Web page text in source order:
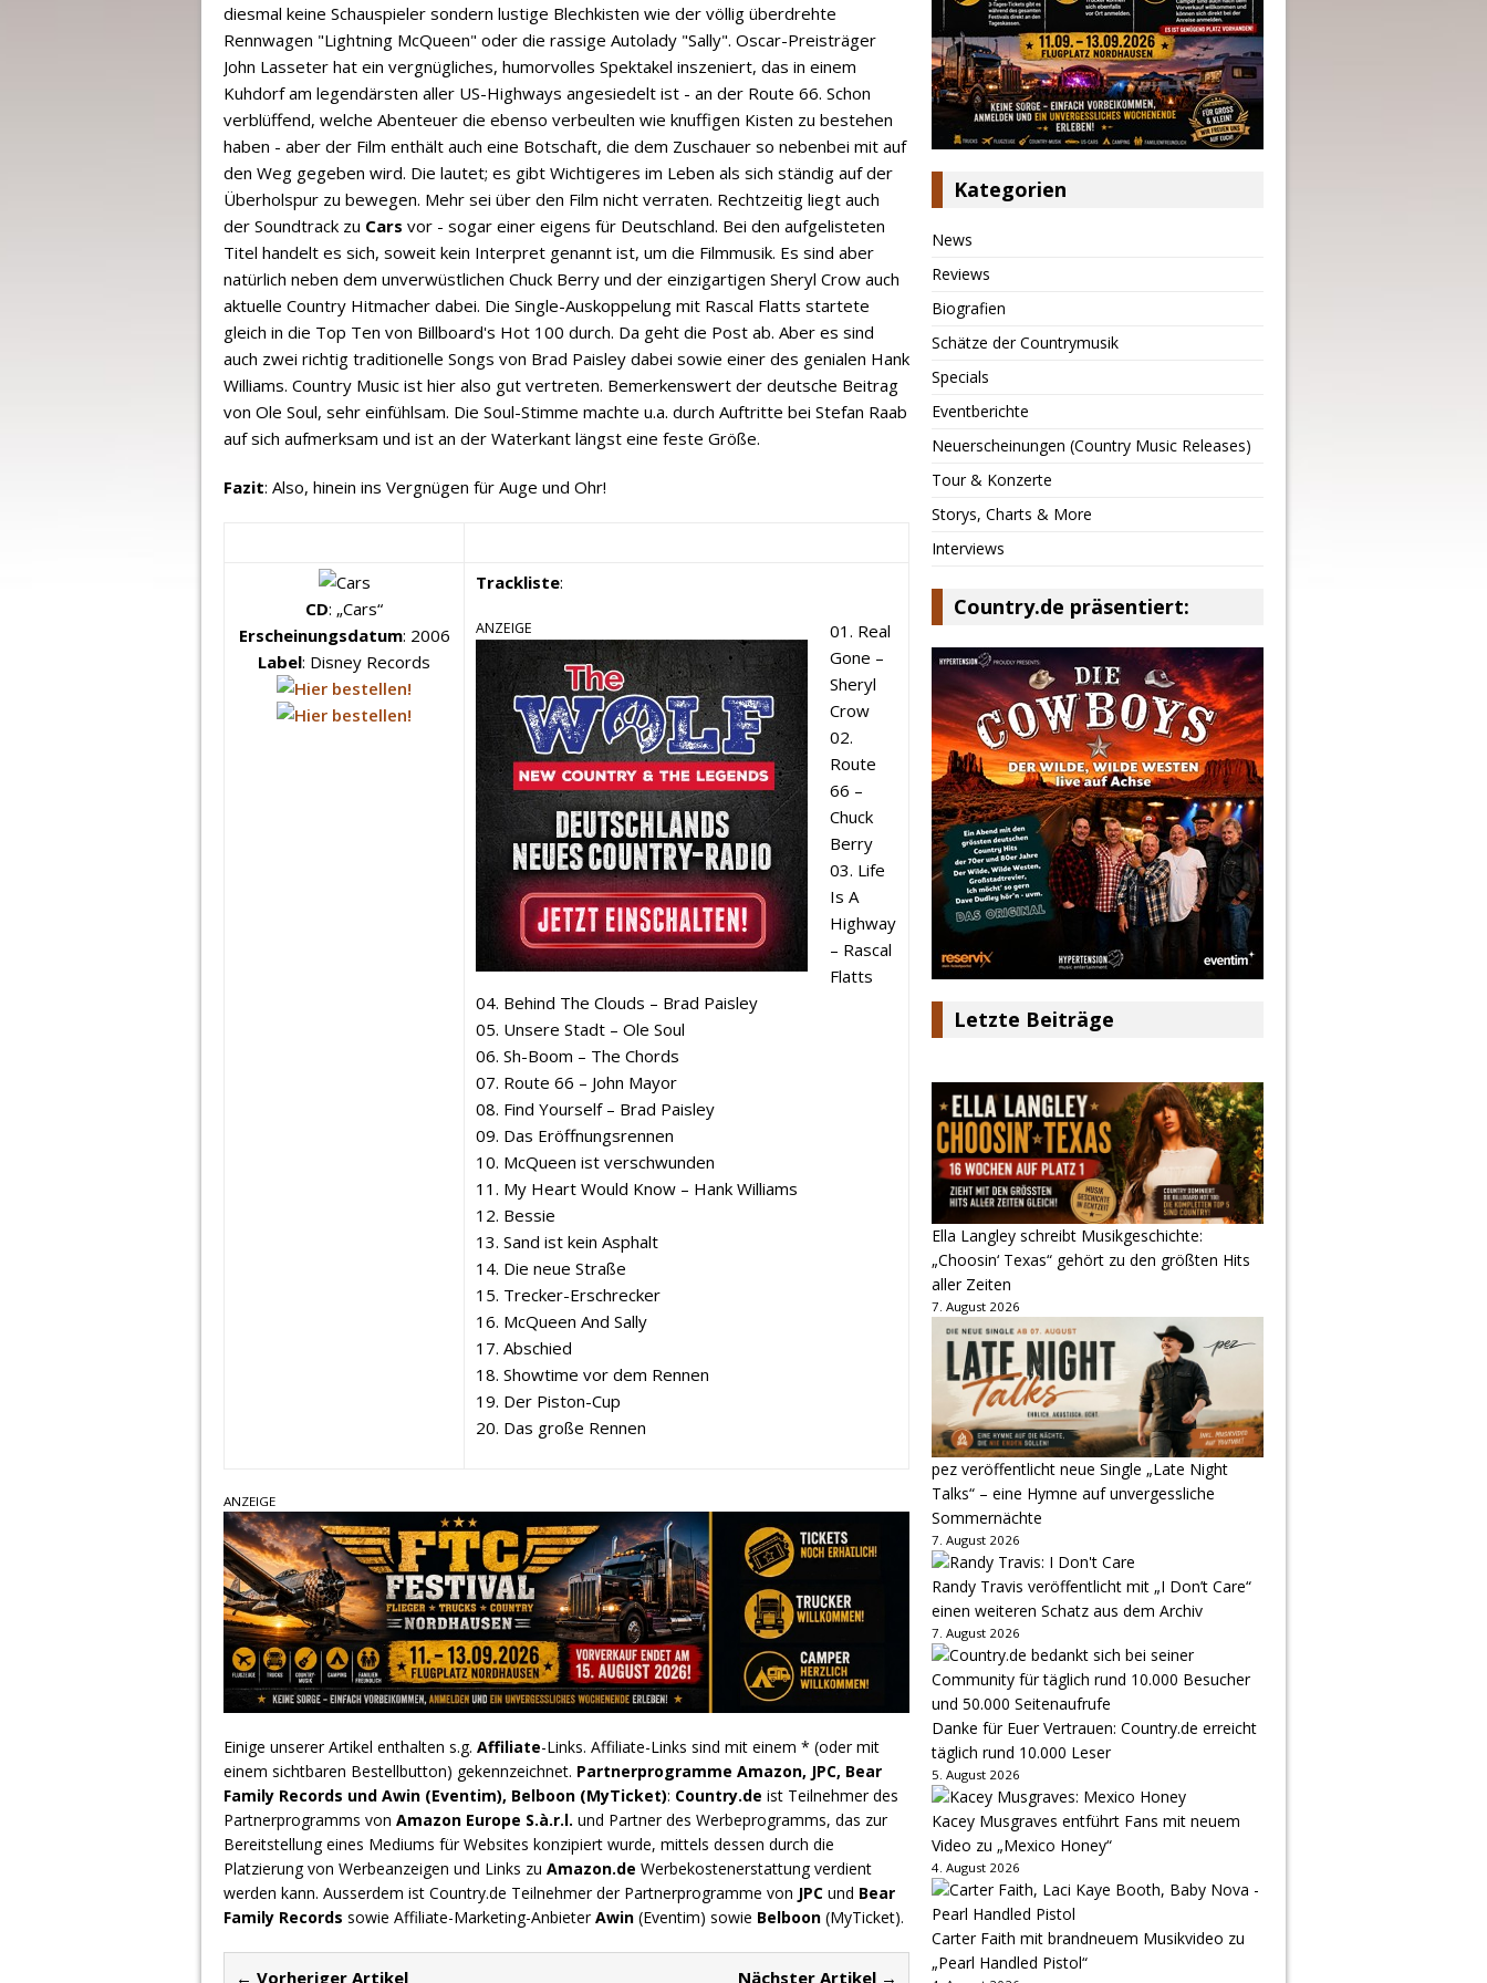
diesmal keine Schauspieler sondern lustige Blechkisten wie der völlig überdrehte
Rennwagen "Lightning McQueen" oder die rassige Autolady "Sally". Oscar-Preisträger
John Lasseter hat ein vergnügliches, humorvolles Spektakel inszeniert, das in einem
Kuhdorf am legendärsten aller US-Highways angesiedelt ist - an der Route 66. Schon
verblüffend, welche Abenteuer die ebenso verbeulten wie knuffigen Kisten zu bestehen
haben - aber der Film enthält auch eine Botschaft, die dem Zuschauer so nebenbei mit auf
den Weg gegeben wird. Die lautet; es gibt Wichtigeres im Leben als sich ständig auf der
Überholspur zu bewegen. Mehr sei über den Film nicht verraten. Rechtzeitig liegt auch
der Soundtrack zu Cars vor - sogar einer eigens für Deutschland. Bei den aufgelisteten
Titel handelt es sich, soweit kein Interpret genannt ist, um die Filmmusik. Es sind aber
natürlich neben dem unverwüstlichen Chuck Berry und der einzigartigen Sheryl Crow auch
aktuelle Country Hitmacher dabei. Die Single-Auskoppelung mit Rascal Flatts startete
gleich in die Top Ten von Billboard's Hot 100 durch. Da geht die Post ab. Aber es sind
auch zwei richtig traditionelle Songs von Brad Paisley dabei sowie einer des genialen Hank
Williams. Country Music ist hier also gut vertreten. Bemerkenswert der deutsche Beitrag
von Ole Soul, sehr einfühlsam. Die Soul-Stimme machte u.a. durch Auftritte bei Stefan Raab
auf sich aufmerksam und ist an der Waterkant längst eine feste Größe.
Fazit: Also, hinein ins Vergnügen für Auge und Ohr!
CD: „Cars“
Erscheinungsdatum: 2006
Label: Disney Records
Trackliste:
ANZEIGE
01. Real
Gone –
Sheryl
Crow
02.
Route
66 –
Chuck
Berry
03. Life
Is A
Highway
– Rascal
Flatts
04. Behind The Clouds – Brad Paisley
05. Unsere Stadt – Ole Soul
06. Sh-Boom – The Chords
07. Route 66 – John Mayor
08. Find Yourself – Brad Paisley
09. Das Eröffnungsrennen
10. McQueen ist verschwunden
11. My Heart Would Know – Hank Williams
12. Bessie
13. Sand ist kein Asphalt
14. Die neue Straße
15. Trecker-Erschrecker
16. McQueen And Sally
17. Abschied
18. Showtime vor dem Rennen
19. Der Piston-Cup
20. Das große Rennen
ANZEIGE
Einige unserer Artikel enthalten s.g. Affiliate-Links. Affiliate-Links sind mit einem * (oder mit
einem sichtbaren Bestellbutton) gekennzeichnet. Partnerprogramme Amazon, JPC, Bear
Family Records und Awin (Eventim), Belboon (MyTicket): Country.de ist Teilnehmer des
Partnerprogramms von Amazon Europe S.à.r.l. und Partner des Werbeprogramms, das zur
Bereitstellung eines Mediums für Websites konzipiert wurde, mittels dessen durch die
Platzierung von Werbeanzeigen und Links zu Amazon.de Werbekostenerstattung verdient
werden kann. Ausserdem ist Country.de Teilnehmer der Partnerprogramme von JPC und Bear
Family Records sowie Affiliate-Marketing-AnbieterAwin (Eventim) sowie Belboon (MyTicket).
← Vorheriger Artikel Nächster Artikel →
Kategorien
News
Reviews
Biografien
Schätze der Countrymusik
Specials
Eventberichte
Neuerscheinungen (Country Music Releases)
Tour & Konzerte
Storys, Charts & More
Interviews
Country.de präsentiert:
Letzte Beiträge
Ella Langley schreibt Musikgeschichte:
„Choosin‘ Texas“ gehört zu den größten Hits
aller Zeiten
7. August 2026
pez veröffentlicht neue Single „Late Night
Talks“ – eine Hymne auf unvergessliche
Sommernächte
7. August 2026
Randy Travis veröffentlicht mit „I Don’t Care“
einen weiteren Schatz aus dem Archiv
7. August 2026
Danke für Euer Vertrauen: Country.de erreicht
täglich rund 10.000 Leser
5. August 2026
Kacey Musgraves entführt Fans mit neuem
Video zu „Mexico Honey“
4. August 2026
Carter Faith mit brandneuem Musikvideo zu
„Pearl Handled Pistol“